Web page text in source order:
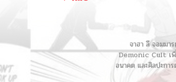
จาฮา ลี จอมมา
Demonic Cult เพื่
อนาคต และศิลปะกา